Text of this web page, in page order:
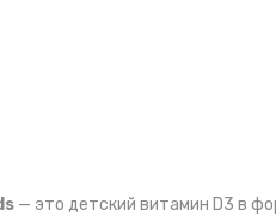
— это детский витамин D3 в